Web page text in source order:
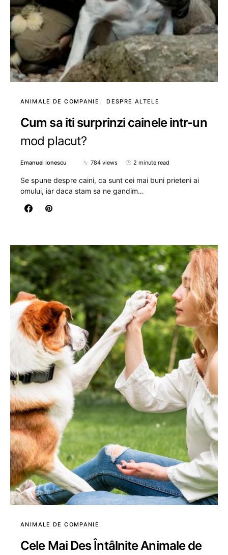
ANIMALE DE COMPANIE DESPRE ALTELE
Cum sa iti surprinzi cainele intr-un
mod placut?
Emanuel Ionescu 784 views 2 minute read
Se spune despre caini, ca sunt cei mai buni prieteni ai
omului, iar daca stam sa ne gandim…
ANIMALE DE COMPANIE
Cele Mai Des Întâlnite Animale de